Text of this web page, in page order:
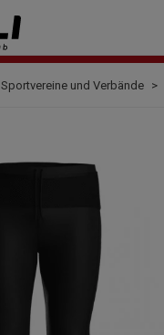
Sportvereine und Verbände